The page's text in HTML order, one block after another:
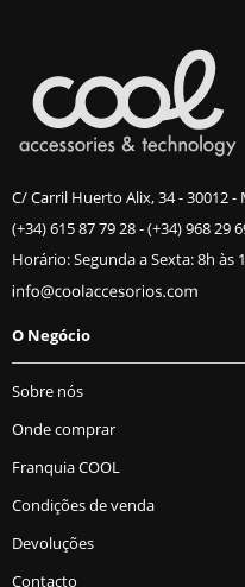
C/ Carril Huerto Alix, 34 - 30012 -
(+34) 615 87 79 28-(+34) 968 29
Horário: Segunda a Sexta: 8h às
O Negócio
Sobre nós
Onde comprar
Franquia COOL
Condições de venda
Devoluções
Contacto